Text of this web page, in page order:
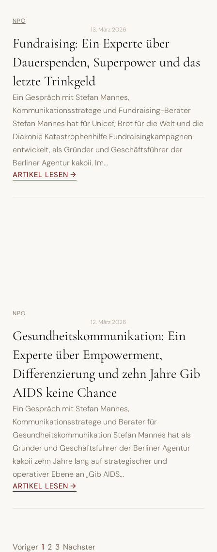
NPO
13. März 2026
Fundraising: Ein Experte über
Dauerspenden, Superpower und das
letzte Trinkgeld
Ein Gespräch mit Stefan Mannes,
Kommunikationsstratege und Fundraising-Berater
Stefan Mannes hat für Unicef, Brot für die Welt und die
Diakonie Katastrophenhilfe Fundraisingkampagnen
entwickelt, als Gründer und Geschäftsführer der
Berliner Agentur kakoii. Im...
ARTIKEL LESEN →
NPO
12. März 2026
Gesundheitskommunikation: Ein
Experte über Empowerment,
Differenzierung und zehn Jahre Gib
AIDS keine Chance
Ein Gespräch mit Stefan Mannes,
Kommunikationsstratege und Berater für
Gesundheitskommunikation Stefan Mannes hat als
Gründer und Geschäftsführer der Berliner Agentur
kakoii zehn Jahre lang auf strategischer und
operativer Ebene an „Gib AIDS...
ARTIKEL LESEN →
Voriger 1 2 3 Nächster